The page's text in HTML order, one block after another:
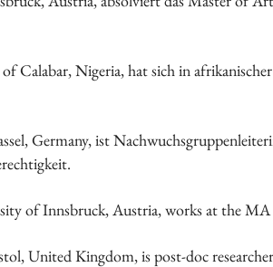
Calabar, Nigeria, hat sich in
Germany, ist
of Innsbruck, Austria, works at the
United Kingdom, is post-doc